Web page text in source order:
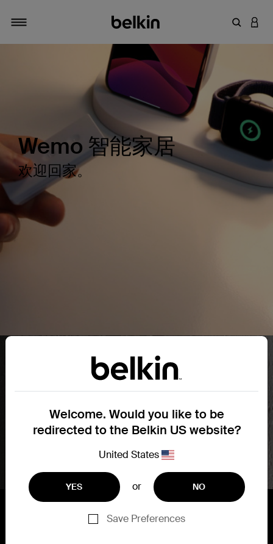
切换导航
输入关键
登录
Wemo 智能家居
欢迎回家。
让家成为家。
备，我们的发展构建在连接之上。贝尔金的
Wemo 创建并策划了一系列智能家居技术，
它们共同努力，让您的家成为家。无论我们
的技术变得多么智能，我们都知道家应该是
人性化的，因此我们一切设计都很简单、直
观，不会打扰到您。Wemo 致力于让每个家
庭连接畅通，满足安全和娱乐要求。
Welcome. Would you like to be
redirected to the Belkin US website?
United States
YES or NO
Save Preferences